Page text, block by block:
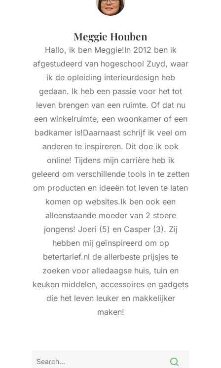
Meggie Houben
Hallo, ik ben Meggie!In 2012 ben ik
afgestudeerd van hogeschool Zuyd, waar
ik de opleiding interieurdesign heb
gedaan. Ik heb een passie voor het tot
leven brengen van een ruimte. Of dat nu
een winkelruimte, een woonkamer of een
badkamer is!Daarnaast schrijf ik veel om
anderen te inspireren. Dit doe ik ook
online! Tijdens mijn carrière heb ik
geleerd om verschillende tools in te zetten
om producten en ideeën tot leven te laten
komen op websites.Ik ben ook een
alleenstaande moeder van 2 stoere
jongens! Joeri (5) en Casper (3). Zij
hebben mij geïnspireerd om op
betertarief.nl de allerbeste prijsjes te
zoeken voor alledaagse huis, tuin en
keuken middelen, accessoires en gadgets
die het leven leuker en makkelijker
maken!